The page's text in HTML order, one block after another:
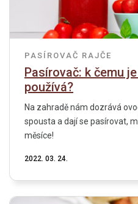
PASÍROVAČ RAJČE
Pasírovač: k čemu
používá?
Na zahradě nám dozrává
spousta a dají se pasírovat,
měsíce!
2022. 03. 24.